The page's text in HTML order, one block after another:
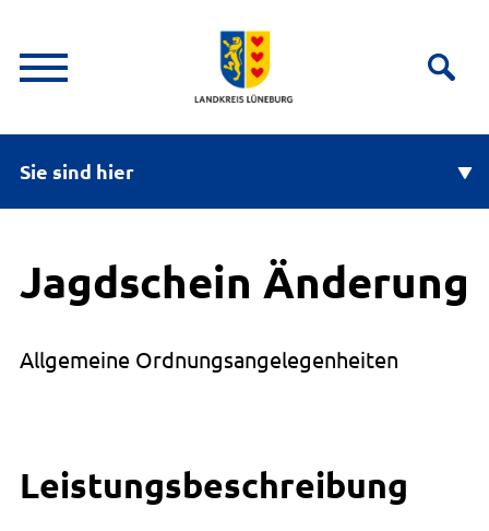
Sie sind hier
Jagdschein Änderung
Allgemeine Ordnungsangelegenheiten
Leistungsbeschreibung